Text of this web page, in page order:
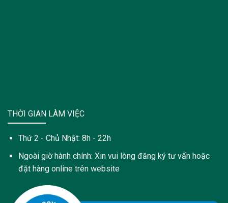
THỜI GIAN LÀM VIỆC
Thứ 2 - Chủ Nhật: 8h - 22h
Ngoài giờ hành chính: Xin vui lòng đăng ký tư vấn hoặc
đặt hàng online trên website